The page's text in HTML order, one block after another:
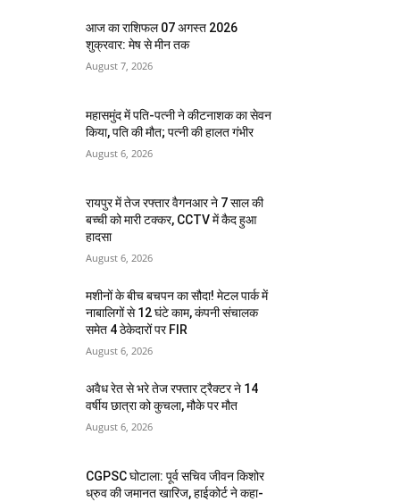
आज का राशिफल 07 अगस्त 2026
शुक्रवार: मेष से मीन तक
August 7, 2026
महासमुंद में पति-पत्नी ने कीटनाशक का सेवन
किया, पति की मौत; पत्नी की हालत गंभीर
August 6, 2026
रायपुर में तेज रफ्तार वैगनआर ने 7 साल की
बच्ची को मारी टक्कर, CCTV में कैद हुआ
हादसा
August 6, 2026
मशीनों के बीच बचपन का सौदा! मेटल पार्क में
नाबालिगों से 12 घंटे काम, कंपनी संचालक
समेत 4 ठेकेदारों पर FIR
August 6, 2026
अवैध रेत से भरे तेज रफ्तार ट्रैक्टर ने 14
वर्षीय छात्रा को कुचला, मौके पर मौत
August 6, 2026
CGPSC घोटाला: पूर्व सचिव जीवन किशोर
ध्रुव की जमानत खारिज, हाईकोर्ट ने कहा-